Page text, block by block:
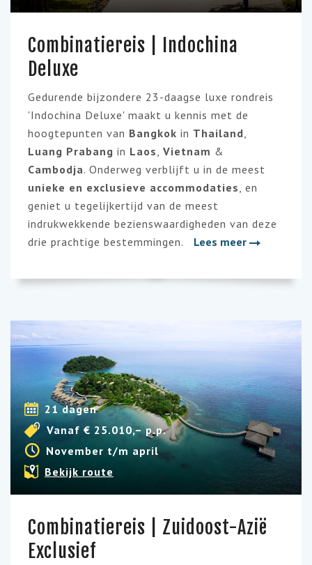
Combinatiereis | Indochina
Deluxe
Gedurende bijzondere 23-daagse luxe rondreis
'Indochina Deluxe' maakt u kennis met de
hoogtepunten van Bangkok in Thailand,
Luang Prabang in Laos, Vietnam &
Cambodja. Onderweg verblijft u in de meest
unieke en exclusieve accommodaties, en
geniet u tegelijkertijd van de meest
indrukwekkende bezienswaardigheden van deze
drie prachtige bestemmingen.
Lees meer
21 dagen
Vanaf € 25.010,– p.p.
November t/m april
Bekijk route
Combinatiereis | Zuidoost-Azië
Exclusief